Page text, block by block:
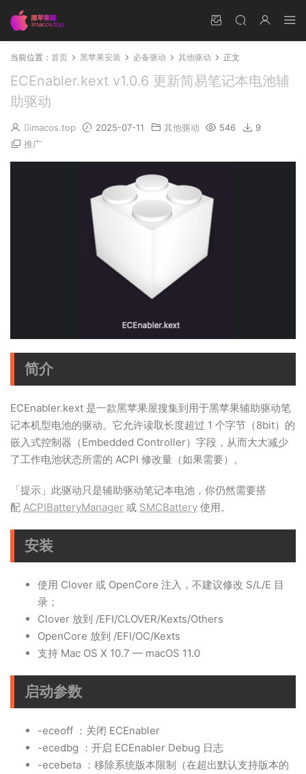
当前位置： 首页 黑苹果安装 必备驱动 其他驱动 正文
ECEnabler.kext v1.0.6 更新简易笔记本电池辅
助驱动
imacos.top 2025-07-11 其他驱动 546
9
推广
简介
ECEnabler.kext 是一款黑苹果屋搜集到用于黑苹果辅助驱动笔
记本机型电池的驱动。它允许读取长度超过 1 个字节（8bit）的
嵌入式控制器（Embedded Controller）字段，从而大大减少
了工作电池状态所需的 ACPI 修改量（如果需要）。
「提示」此驱动只是辅助驱动笔记本电池，你仍然需要搭
配 ACPIBatteryManager 或 SMCBattery 使用。
安装
使用 Clover 或 OpenCore 注入，不建议修改 S/L/E 目
录；
Clover 放到 /EFI/CLOVER/Kexts/Others
OpenCore 放到 /EFI/OC/Kexts
支持 Mac OS X 10.7 — macOS 11.0
启动参数
-eceoff ：关闭 ECEnabler
-ecedbg ：开启 ECEnabler Debug 日志
-ecebeta ：移除系统版本限制（在超出默认支持版本的